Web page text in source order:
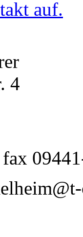
auf.
4